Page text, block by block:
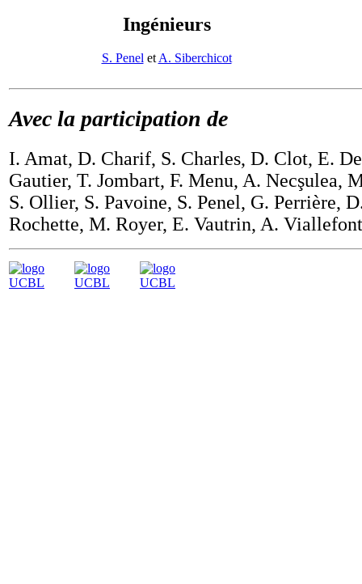
Ingénieurs
S. PeneletA. Siberchicot
Avec la participation de
I. Amat, D. Charif, S. Charles, D. Clot, E.
Gautier, T. Jombart, F. Menu, A. Necşulea,
S. Ollier, S. Pavoine, S. Penel, G. Perrière,
Rochette, M. Royer, E. Vautrin, A.